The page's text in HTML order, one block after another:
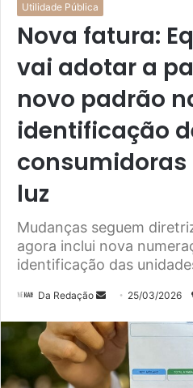
Utilidade Pública
Nova fatura:
vai adotar a
novo padrão
identificação
consumidoras
luz
Mudanças seguem
agora inclui nova
identificação das
Da Redação
Mande
e-
25/03/2026